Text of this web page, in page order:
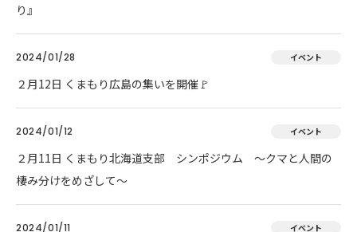
り』
2024/01/28 イベント
２月12日 くまもり広島の集いを開催🚩
2024/01/12 イベント
２月11日 くまもり北海道支部 シンポジウム ～クマと人間の
棲み分けをめざして～
2024/01/11 イベント